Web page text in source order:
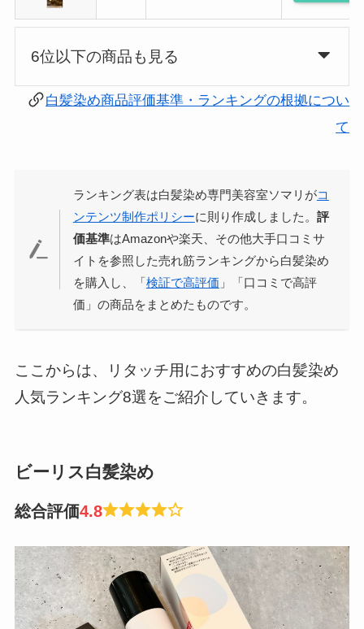
6位以下の商品も見る
白髪染め商品評価基準・ランキングの根拠につい
て
ランキング表は白髪染め専門美容室ソマリがコ
ンテンツ制作ポリシーに則り作成しました。 評
価基準はAmazonや楽天、その他大手口コミサ
イトを参照した売れ筋ランキングから白髪染め
を購入し、「検証で高評価 」「口コミで高評
価」の商品をまとめたものです。
ここからは、リタッチ用におすすめの白髪染め
人気ランキング8選をご紹介していきます。
ビーリス白髪染め
総合評価4.8